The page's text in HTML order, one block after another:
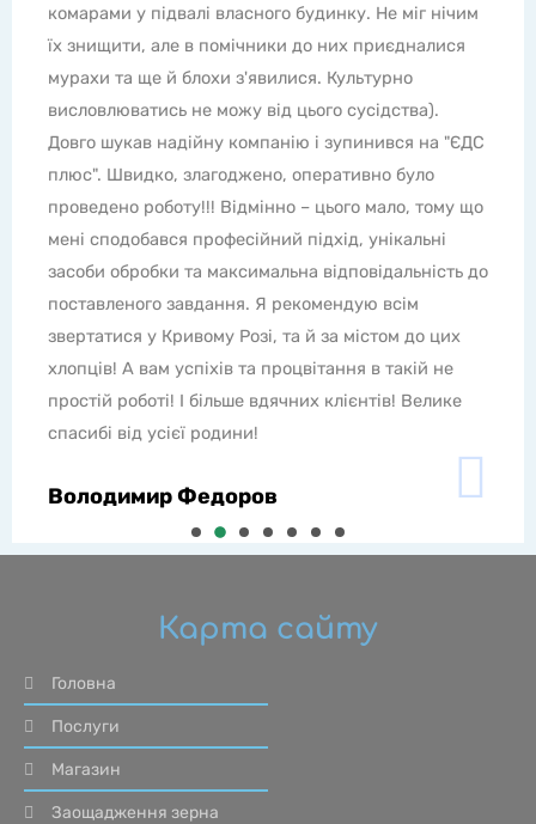
Не міг нічим
приєдналися
на "ЄДС
було
мало, тому що
унікальні
до
всім
до цих
в такій не
Велике
мухи восени та взимку в теплі дні.
дзижчання з пілотуванням по
жахливо, відкрити балкон
не допомагали, ні інші засоби. Але
підозрювала, що можна впоратися
назавжди, якщо користуватися
Професійні засоби - супер як і
чітко за часом без зволікань. Якщо
з комахами, гризунами та іншою
набирайте номер телефону лише
рекомендую звертатися до цієї
Юлія Ломенко
Карта сайту
Головна
Послуги
Магазин
Заощадження зерна